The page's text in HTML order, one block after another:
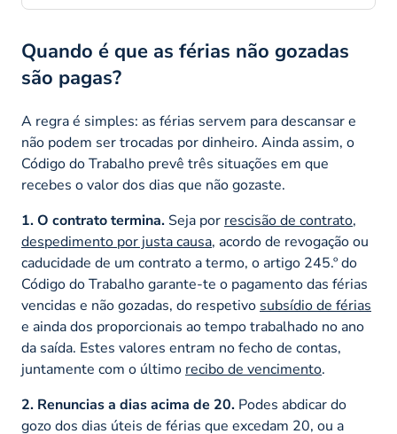
Quando é que as férias não gozadas
são pagas?
A regra é simples: as férias servem para descansar e
não podem ser trocadas por dinheiro. Ainda assim, o
Código do Trabalho prevê três situações em que
recebes o valor dos dias que não gozaste.
1. O contrato termina. Seja por rescisão de contrato,
despedimento por justa causa, acordo de revogação ou
caducidade de um contrato a termo, o artigo 245.º do
Código do Trabalho garante-te o pagamento das férias
vencidas e não gozadas, do respetivo subsídio de férias
e ainda dos proporcionais ao tempo trabalhado no ano
da saída. Estes valores entram no fecho de contas,
juntamente com o último recibo de vencimento.
2. Renuncias a dias acima de 20. Podes abdicar do
gozo dos dias úteis de férias que excedam 20, ou a